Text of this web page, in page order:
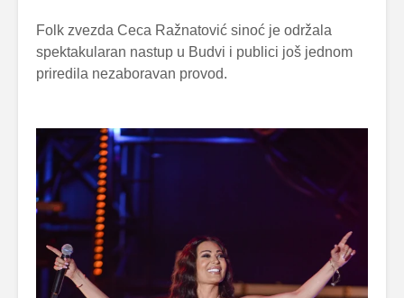
Folk zvezda Ceca Ražnatović sinoć je održala
spektakularan nastup u Budvi i publici još jednom
priredila nezaboravan provod.